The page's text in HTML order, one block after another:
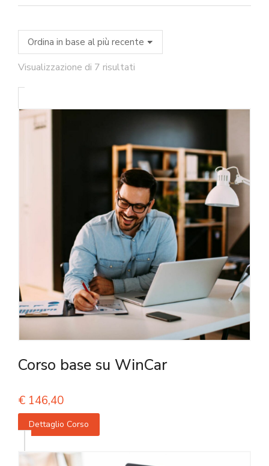
Visualizzazione di 7 risultati
Corso base su WinCar
€ 146,40
Dettaglio Corso